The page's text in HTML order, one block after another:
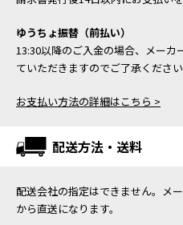
ゆうちょ振替（前払い）
13:30以降のご入金の場合、メー
ていただきますのでご了承ください
お支払い方法の詳細はこちら >
配送方法・送料
配送会社の指定はできません。メ
から直送になります。